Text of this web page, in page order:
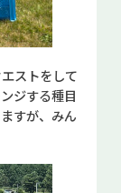
ストをして
ジする種目
すが、みん